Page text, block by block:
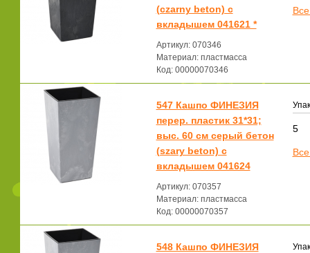
(czarny beton) с
вкладышем 041621 *
Артикул: 070346
Материал: пластмасса
Код: 00000070346
547 Кашпо ФИНЕЗИЯ
перер. пластик 31*31;
выс. 60 см серый бетон
(szary beton) с
вкладышем 041624
Артикул: 070357
Материал: пластмасса
Код: 00000070357
5
548 Кашпо ФИНЕЗИЯ